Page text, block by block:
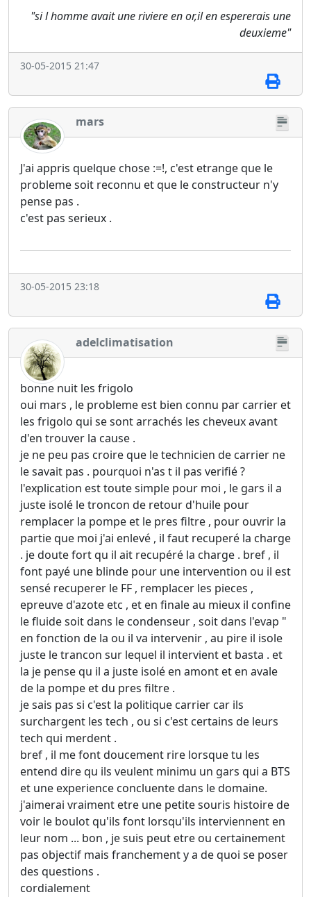
"si l homme avait une riviere en or,il en espererais une
deuxieme"
30-05-2015 21:47
mars
J'ai appris quelque chose :=!, c'est etrange que le
probleme soit reconnu et que le constructeur n'y
pense pas .
c'est pas serieux .
30-05-2015 23:18
adelclimatisation
bonne nuit les frigolo
oui mars , le probleme est bien connu par carrier et
les frigolo qui se sont arrachés les cheveux avant
d'en trouver la cause .
je ne peu pas croire que le technicien de carrier ne
le savait pas . pourquoi n'as t il pas verifié ?
l'explication est toute simple pour moi , le gars il a
juste isolé le troncon de retour d'huile pour
remplacer la pompe et le pres filtre , pour ouvrir la
partie que moi j'ai enlevé , il faut recuperé la charge
. je doute fort qu il ait recupéré la charge . bref , il
font payé une blinde pour une intervention ou il est
sensé recuperer le FF , remplacer les pieces ,
epreuve d'azote etc , et en finale au mieux il confine
le fluide soit dans le condenseur , soit dans l'evap "
en fonction de la ou il va intervenir , au pire il isole
juste le trancon sur lequel il intervient et basta . et
la je pense qu il a juste isolé en amont et en avale
de la pompe et du pres filtre .
je sais pas si c'est la politique carrier car ils
surchargent les tech , ou si c'est certains de leurs
tech qui merdent .
bref , il me font doucement rire lorsque tu les
entend dire qu ils veulent minimu un gars qui a BTS
et une experience concluente dans le domaine.
j'aimerai vraiment etre une petite souris histoire de
voir le boulot qu'ils font lorsqu'ils interviennent en
leur nom ... bon , je suis peut etre ou certainement
pas objectif mais franchement y a de quoi se poser
des questions .
cordialement